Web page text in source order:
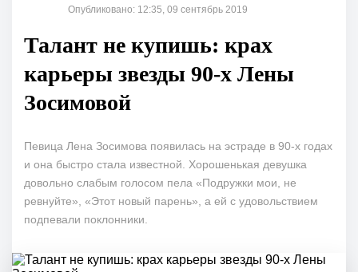
Опубликовано: 12:35, 09 сентябрь 2019
Талант не купишь: крах
карьеры звезды 90-х Лены
Зосимовой
Певица Лена Зосимова появилась на эстраде в 90-х годах
и она быстро стала известной. Хорошенькая девушка
довольно слабым голосом пела «Подружки мои, не
ревнуйте», «Этот новый парень», а ей с удовольствием
подпевали поклонники.